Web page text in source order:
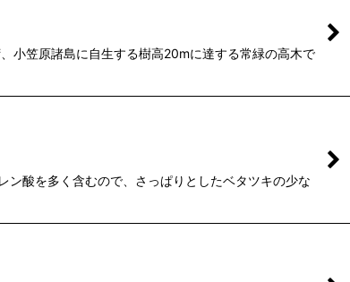
小笠原諸島に自生する樹高20mに達する常緑の高木で
酸を多く含むので、さっぱりとしたベタツキの少な